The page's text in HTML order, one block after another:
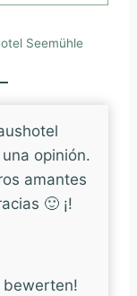
Seemühle
opinión.
amantes
🙂 ¡!
bewerten!